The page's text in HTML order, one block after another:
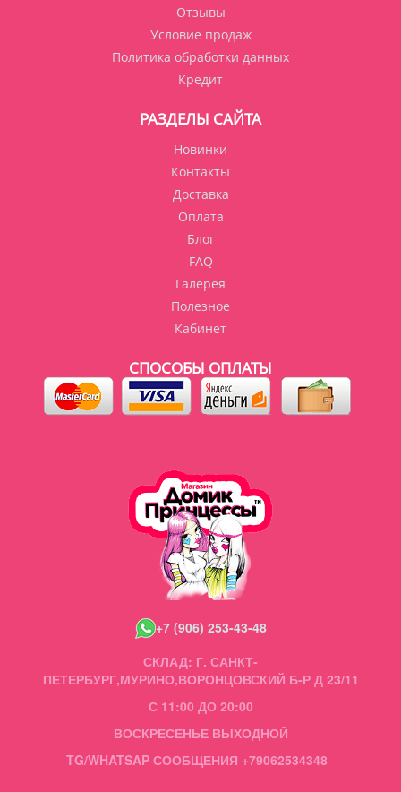
Отзывы
Условие продаж
Политика обработки данных
Кредит
РАЗДЕЛЫ САЙТА
Новинки
Контакты
Доставка
Оплата
Блог
FAQ
Галерея
Полезное
Кабинет
СПОСОБЫ ОПЛАТЫ
+7 (906) 253-43-48
СКЛАД: Г. САНКТ-
ПЕТЕРБУРГ,МУРИНО,ВОРОНЦОВСКИЙ Б-Р Д 23/11
С 11:00 ДО 20:00
ВОСКРЕСЕНЬЕ ВЫХОДНОЙ
TG/WHATSAP СООБЩЕНИЯ +79062534348